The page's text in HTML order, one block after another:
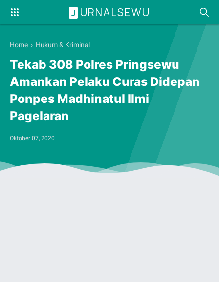
J URNALSEWU
Home › Hukum & Kriminal
Tekab 308 Polres Pringsewu
Amankan Pelaku Curas Didepan
Ponpes Madhinatul Ilmi
Pagelaran
Oktober 07, 2020